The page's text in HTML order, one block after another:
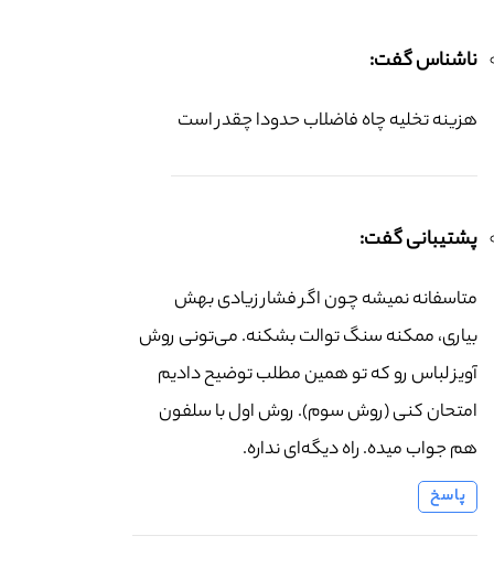
ناشناس گفت:
هزینه تخلیه چاه فاضلاب حدودا چقدر است
پشتیبانی گفت:
متاسفانه نمیشه چون اگر فشار زیادی بهش
بیاری، ممکنه سنگ توالت بشکنه. می‌تونی روش
آویز لباس رو که تو همین مطلب توضیح دادیم
امتحان کنی (روش سوم). روش اول با سلفون
هم جواب میده. راه دیگه‌ای نداره.
پاسخ